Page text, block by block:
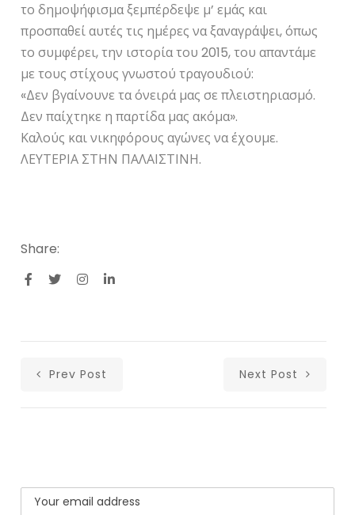
το δημοψήφισμα ξεμπέρδεψε μ’ εμάς και
προσπαθεί αυτές τις ημέρες να ξαναγράψει, όπως
το συμφέρει, την ιστορία του 2015, του απαντάμε
με τους στίχους γνωστού τραγουδιού:
«Δεν βγαίνουνε τα όνειρά μας σε πλειστηριασμό.
Δεν παίχτηκε η παρτίδα μας ακόμα».
Καλούς και νικηφόρους αγώνες να έχουμε.
ΛΕΥΤΕΡΙΑ ΣΤΗΝ ΠΑΛΑΙΣΤΙΝΗ.
Share:
Prev Post Next Post